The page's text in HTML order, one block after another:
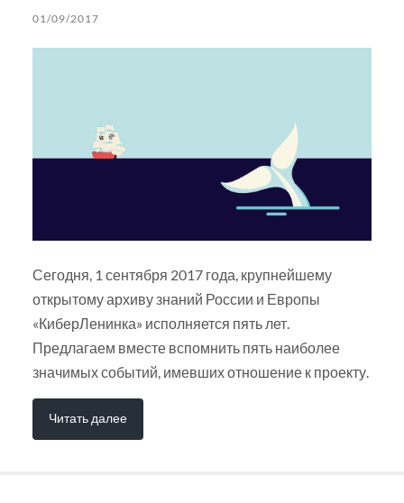
01/09/2017
Сегодня, 1 сентября 2017 года, крупнейшему
открытому архиву знаний России и Европы
«КиберЛенинка» исполняется пять лет.
Предлагаем вместе вспомнить пять наиболее
значимых событий, имевших отношение к проекту.
Читать далее